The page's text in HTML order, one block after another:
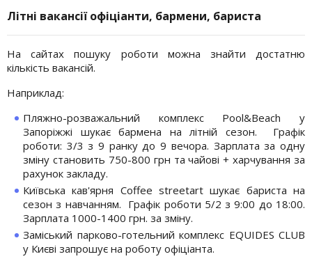
Літні вакансії офіціанти, бармени, бариста
На сайтах пошуку роботи можна знайти достатню
кількість вакансій.
Наприклад:
Пляжно-розважальний комплекс Pool&Beach у
Запоріжжі шукає бармена на літній сезон. Графік
роботи: 3/3 з 9 ранку до 9 вечора. Зарплата за одну
зміну становить 750-800 грн та чайові + харчування за
рахунок закладу.
Київська кав'ярня Coffee streetart шукає бариста на
сезон з навчанням. Графік роботи 5/2 з 9:00 до 18:00.
Зарплата 1000-1400 грн. за зміну.
Заміський парково-готельний комплекс EQUIDES CLUB
у Києві запрошує на роботу офіціанта.